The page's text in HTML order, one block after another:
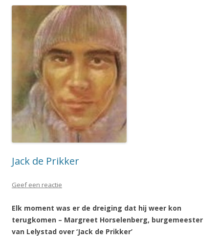
Jack de Prikker
Geef een reactie
Elk moment was er de dreiging dat hij weer kon
terugkomen – Margreet Horselenberg, burgemeester
van Lelystad over ‘Jack de Prikker’